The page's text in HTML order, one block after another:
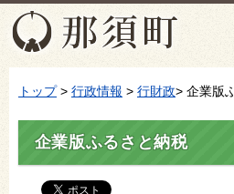
トップ> 行政情報 > 行財政> 企業版
企業版ふるさと納税